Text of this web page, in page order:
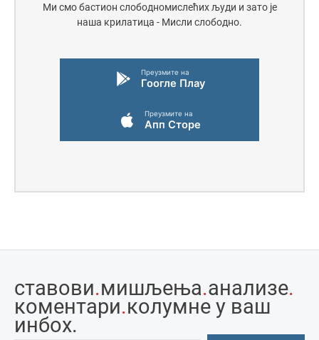
Ми смо бастион слободномислећих људи и зато је
наша крилатица - Мисли слободно.
Преузмите на
Гоогле Плаy
Преузмите на
Апп Сторе
ставови.мишљења.анализе.
коментари.колумне у ваш
инбоx.